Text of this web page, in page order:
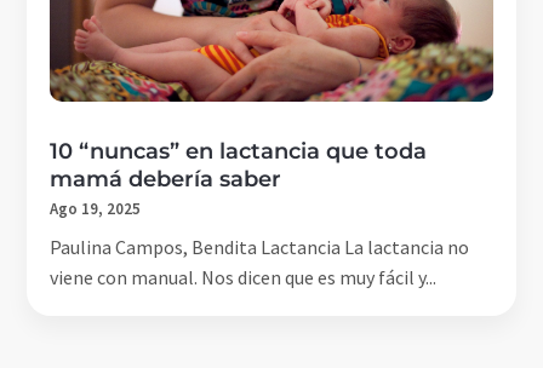
10 “nuncas” en lactancia que toda
mamá debería saber
Ago 19, 2025
Paulina Campos, Bendita Lactancia La lactancia no
viene con manual. Nos dicen que es muy fácil y...